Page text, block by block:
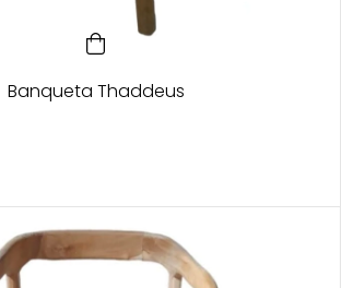
Banqueta Thaddeus